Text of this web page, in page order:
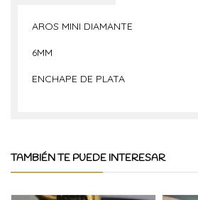
AROS MINI DIAMANTE
6MM
ENCHAPE DE PLATA
TAMBIÉN TE PUEDE INTERESAR